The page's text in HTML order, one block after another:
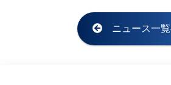
ニュース一